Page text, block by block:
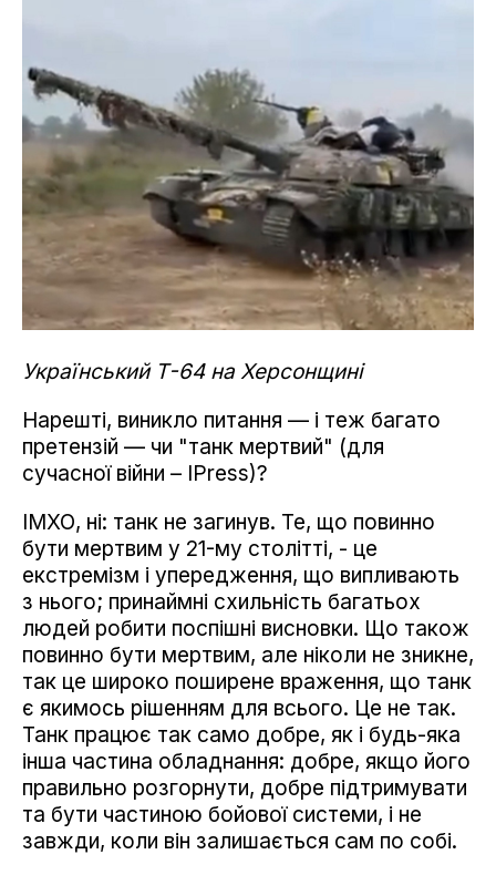
Український Т-64 на Херсонщині
Нарешті, виникло питання — і теж багато
претензій — чи "танк мертвий" (для
сучасної війни – IРress)?
ІМХО, ні: танк не загинув. Те, що повинно
бути мертвим у 21-му столітті, - це
екстремізм і упередження, що випливають
з нього; принаймні схильність багатьох
людей робити поспішні висновки. Що також
повинно бути мертвим, але ніколи не зникне,
так це широко поширене враження, що танк
є якимось рішенням для всього. Це не так.
Танк працює так само добре, як і будь-яка
інша частина обладнання: добре, якщо його
правильно розгорнути, добре підтримувати
та бути частиною бойової системи, і не
завжди, коли він залишається сам по собі.